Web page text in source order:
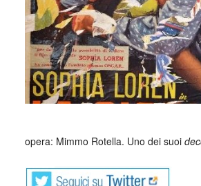
opera: Mimmo Rotella. Uno dei suoi